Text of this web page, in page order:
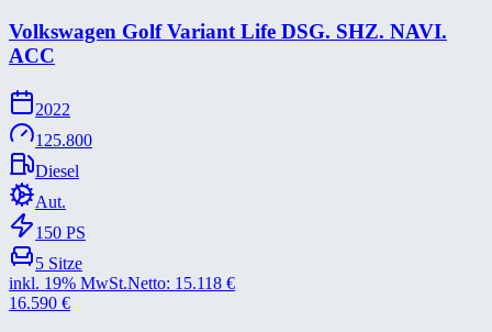
Volkswagen Golf Variant Life DSG. SHZ. NAVI.
ACC
2022
125.800
Diesel
Aut.
150 PS
5 Sitze
inkl. 19% MwSt.Netto: 15.118 €
16.590 €